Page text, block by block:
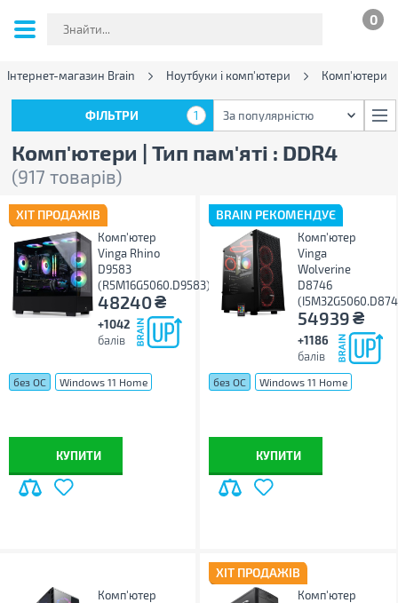
0
Інтернет-магазин Brain Ноутбуки і комп'ютери Комп'ютери
Комп'ютери | Тип пам'яті : DDR4
(917 товарів)
ФІЛЬТРИ 1 За популярністю
ХІТ ПРОДАЖІВ
Комп'ютер
Vinga Rhino
D9583
(R5M16G5060.D9583)
48240₴
+1042
балів
без ОС
Windows 11 Home
КУПИТИ
BRAIN РЕКОМЕНДУЄ
Комп'ютер
Vinga
Wolverine
D8746
54939₴
+1186
балів
без ОС
Windows 11 Home
КУПИТИ
Комп'ютер
ХІТ ПРОДАЖІВ
Комп'ютер
ФІЛЬТРИ 1 За популярністю